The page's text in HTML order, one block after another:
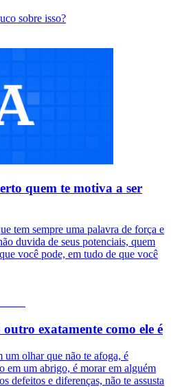
sobre isso?
quem te motiva a ser
tem sempre uma palavra de força e
duvida de seus potenciais, quem
você pode, em tudo de que você
exatamente como ele é
um olhar que não te afoga, é
em um abrigo, é morar em alguém
defeitos e diferenças, não te assusta